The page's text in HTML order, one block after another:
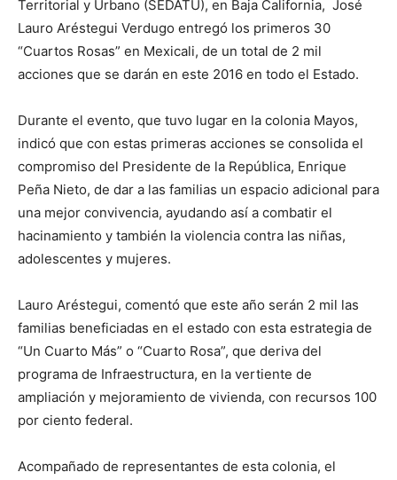
Territorial y Urbano (SEDATU), en Baja California, José
Lauro Aréstegui Verdugo entregó los primeros 30
“Cuartos Rosas” en Mexicali, de un total de 2 mil
acciones que se darán en este 2016 en todo el Estado.
Durante el evento, que tuvo lugar en la colonia Mayos,
indicó que con estas primeras acciones se consolida el
compromiso del Presidente de la República, Enrique
Peña Nieto, de dar a las familias un espacio adicional para
una mejor convivencia, ayudando así a combatir el
hacinamiento y también la violencia contra las niñas,
adolescentes y mujeres.
Lauro Aréstegui, comentó que este año serán 2 mil las
familias beneficiadas en el estado con esta estrategia de
“Un Cuarto Más” o “Cuarto Rosa”, que deriva del
programa de Infraestructura, en la vertiente de
ampliación y mejoramiento de vivienda, con recursos 100
por ciento federal.
Acompañado de representantes de esta colonia, el